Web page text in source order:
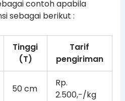
contoh apabila
sebagai berikut :
Tinggi
(T)
Tarif
pengiriman
50 cm
Rp.
2.500,-/kg